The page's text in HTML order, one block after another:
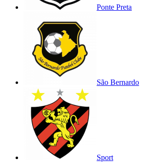
Ponte Preta
São Bernardo
Sport